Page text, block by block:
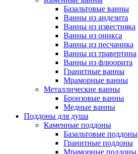
Базальтовые ванны
Ванны из андезита
Ванны из известняка
Ванны из оникса
Ванны из песчаника
Ванны из травертина
Ванны из флюорита
Гранитные ванны
Мраморные ванны
Металлические ванны
Бронзовые ванны
Медные ванны
Поддоны для душа
Каменные поддоны
Базальтовые поддоны
Гранитные поддоны
Мраморные поддоны